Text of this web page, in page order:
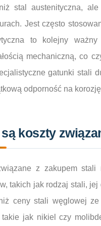
stal austenityczna,
Jest często
to kolejny
mechaniczną, co
gatunki stali
odporność na
koszty
z zakupem
takich jak rodzaj stali,
ceny stali węglowej
takie jak nikiel czy